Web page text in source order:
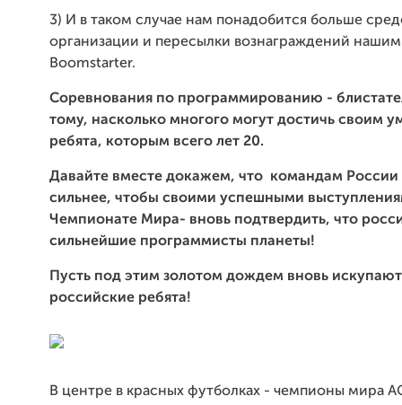
3) И в таком случае нам понадобится больше
организации и пересылки вознаграждений
Boomstarter.
Соревнования по программированию -
тому, насколько многого могут достичь своим
ребята, которым всего лет 20.
Давайте вместе докажем, что командам России
сильнее, чтобы своими успешными
Чемпионате Мира- вновь подтвердить, что
сильнейшие программисты планеты!
Пусть под этим золотом дождем вновь
российские ребята!
В центре в красных футболках - чемпионы мира